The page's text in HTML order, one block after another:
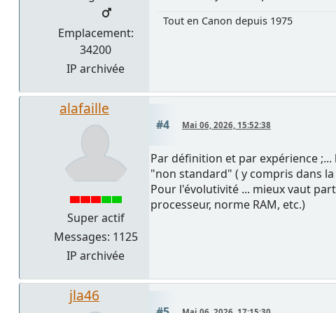
Emplacement:
34200
IP archivée
Tout en Canon depuis 1975
alafaille
Super actif
Messages: 1125
IP archivée
#4 Mai 06, 2026, 15:52:38
Par définition et par expérience
"non standard" ( y compris dans
Pour l'évolutivité ... mieux vaut
processeur, norme RAM, etc.)
jla46